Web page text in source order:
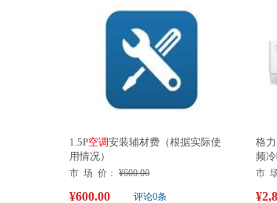
1.5P空调安装辅材费（根据实际使
用情况）
市 场 价： ¥600.00
评论0条
¥600.00
格
频
市